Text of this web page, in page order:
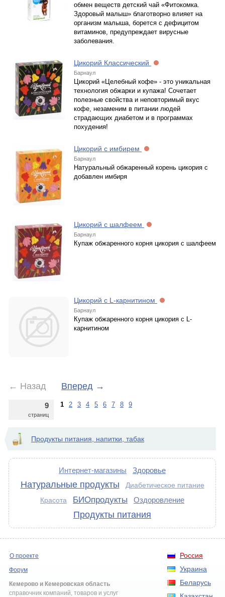
обмен веществ детский чай «Фитокомка.
Здоровый малыш» благотворно влияет на
организм малыша, борется с дефицитом
витаминов, предупреждает вирусные
заболевания.
Цикорий Классический
Барнаул
Цикорий «Целебный кофе» - это уникальная
технология обжарки и купажа! Сочетает
полезные свойства и неповторимый вкус
кофе, незаменим в питании людей
страдающих диабетом и в программах
похудения!
Цикорий с имбирем
Барнаул
Натуральный обжаренный корень цикория с
добавлен имбиря
Цикорий с шалфеем
Барнаул
Купаж обжаренного корня цикория с шалфеем
Цикорий с L-карнитином
Барнаул
Купаж обжаренного корня цикория с L-
карнитином
← Назад Вперед →
9
страниц
1 2 3 4 5 6 7 8 9
Продукты питания, напитки, табак
Интернет-магазины Здоровье
Натуральные продукты
Диабетическое питание
Красота
БИОпродукты Оздоровление
Продукты питания
Россия
Украина
Беларусь
О проекте
Форум
Кемерово и Кемеровская область
справочник компаний, товаров и услуг